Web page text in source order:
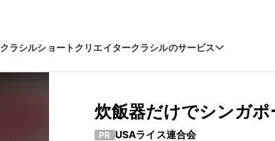
クラシルショートクリエイタークラシルのサービス
炊飯器だけでシンガ
PR USAライス連合会